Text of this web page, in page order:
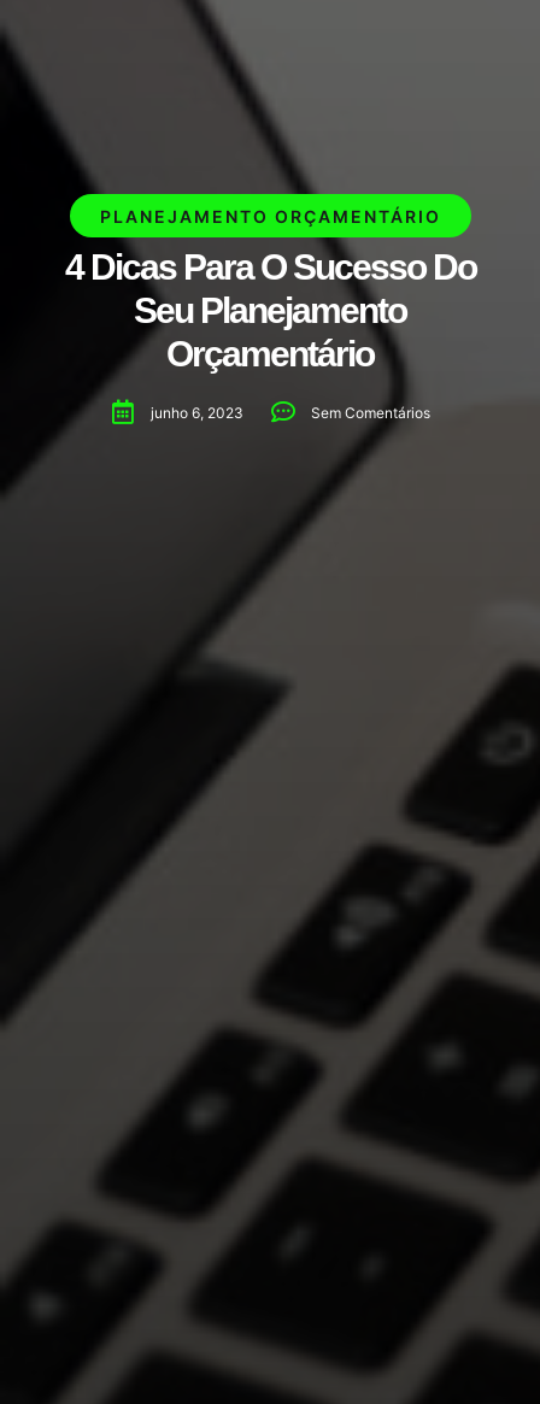
PLANEJAMENTO ORÇAMENTÁRIO
4 Dicas Para O Sucesso Do
Seu Planejamento
Orçamentário
junho 6, 2023 Sem Comentários